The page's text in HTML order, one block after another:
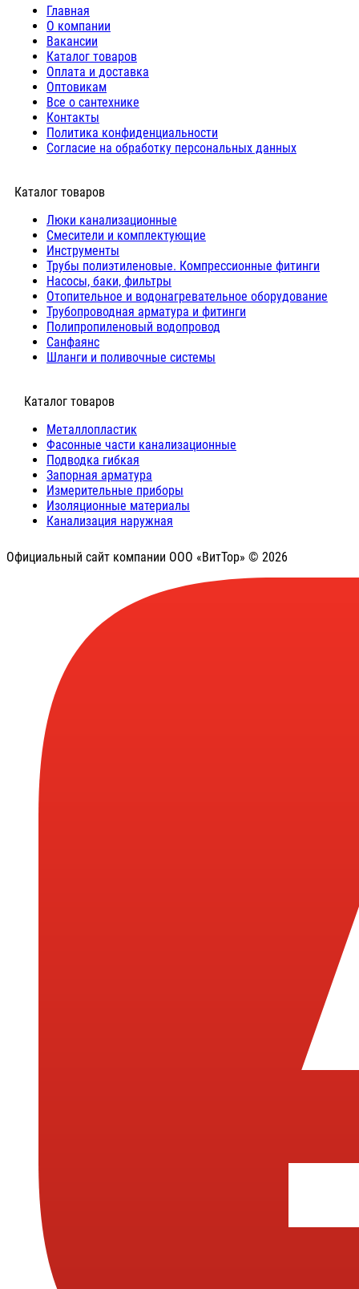
Главная
О компании
Вакансии
Каталог товаров
Оплата и доставка
Оптовикам
Все о сантехнике
Контакты
Политика конфиденциальности
Согласие на обработку персональных данных
Каталог товаров
Люки канализационные
Cмесители и комплектующие
Инструменты
Трубы полиэтиленовые. Компрессионные фитинги
Насосы, баки, фильтры
Отопительное и водонагревательное оборудование
Трубопроводная арматура и фитинги
Полипропиленовый водопровод
Санфаянс
Шланги и поливочные системы
⠀Каталог товаров
Металлопластик
Фасонные части канализационные
Подводка гибкая
Запорная арматура
Измерительные приборы
Изоляционные материалы
Канализация наружная
Официальный сайт компании ООО «ВитТор» © 2026